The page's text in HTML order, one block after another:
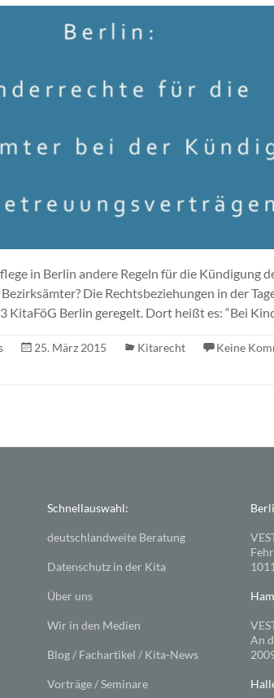
in Berlin andere Regeln für die Kündigung
Die Rechtsbeziehungen in der
KitaFöG Berlin geregelt. Dort heißt es: “Bei
25. März 2015 Kitarecht
Keine
Schnellauswahl:
deutschlandweite Beratung
Datenschutz in der Kita
Über uns
Wir in den Medien
Blog / Fachartikel / Kita-News
Vorträge / Seminare
An